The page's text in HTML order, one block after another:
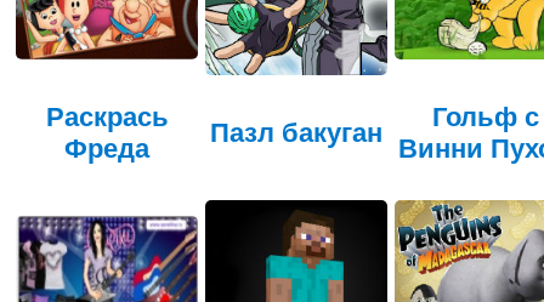
Раскрась
Фреда
Пазл бакуган
Гольф с
Винни